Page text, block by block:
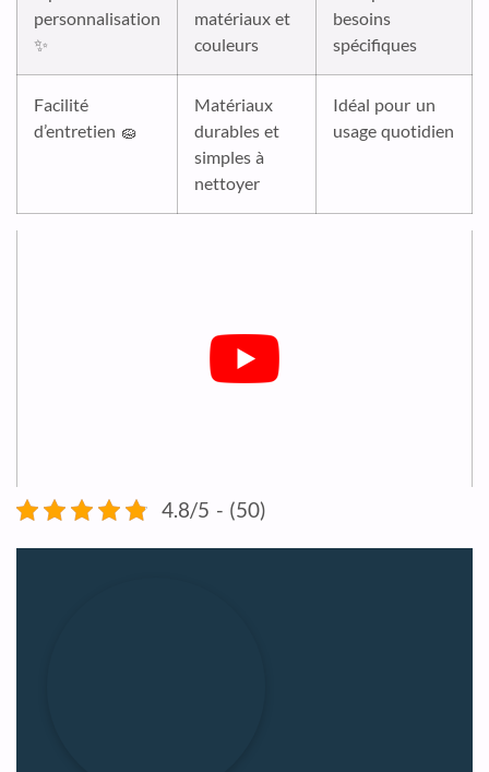
personnalisation
✨
matériaux et
couleurs
besoins
spécifiques
Facilité
d’entretien 🧽
Matériaux
durables et
simples à
nettoyer
Idéal pour un
usage quotidien
4.8/5 - (50)